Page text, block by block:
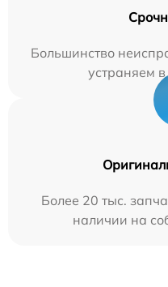
Большинство
устраняем
Более 20 тыс.
наличии на